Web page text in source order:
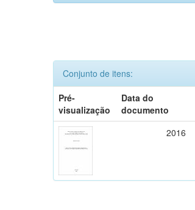
Conjunto de itens:
Pré-
visualização
Data do
documento
2016